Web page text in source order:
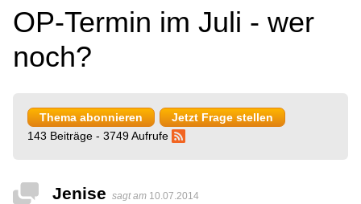
OP-Termin im Juli - wer
noch?
Thema abonnieren
Jetzt Frage stellen
143 Beiträge - 3749 Aufrufe
Jenise sagt am 10.07.2014